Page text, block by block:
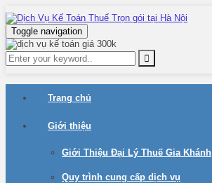
Toggle navigation
Trang chủ
Giới thiệu
Giới Thiệu Đại Lý Thuế Gia Khánh
Quy trình cung cấp dịch vụ